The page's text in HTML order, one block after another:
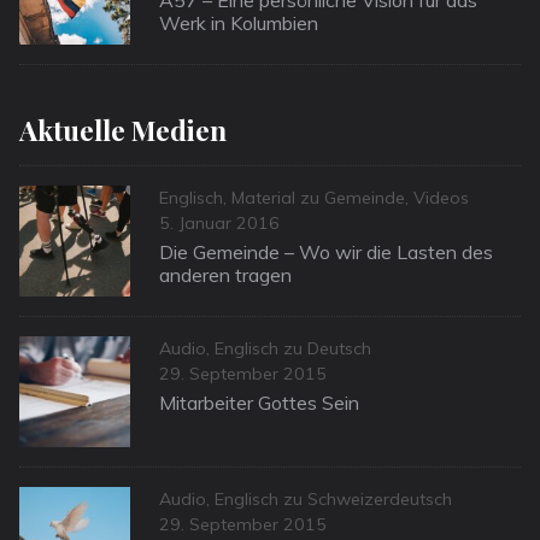
Werk in Kolumbien
Aktuelle Medien
Categories
Englisch, Material zu Gemeinde, Videos
Posted
on
5. Januar 2016
Die Gemeinde – Wo wir die Lasten des
anderen tragen
Categories
Audio, Englisch zu Deutsch
Posted
on
29. September 2015
Mitarbeiter Gottes Sein
Categories
Audio, Englisch zu Schweizerdeutsch
Posted
29. September 2015